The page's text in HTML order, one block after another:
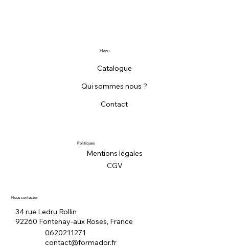
Politiques
Mentions légales
CGV
Nous contacter
34 rue Ledru Rollin
92260 Fontenay-aux Roses, France
0620211271
contact@formador.fr
Catalogue
Qui sommes nous ?
Contact
Menu